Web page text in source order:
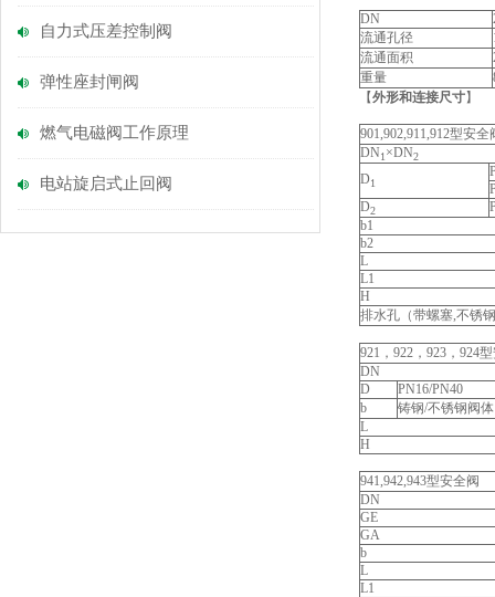
自力式压差控制阀
弹性座封闸阀
燃气电磁阀工作原理
电站旋启式止回阀
DN
流通孔径
流通面积
重量
【外形和连接尺寸】
901,902,911,912型安全
DN1×DN2
D1
D2
b1
b2
L
L1
H
排水孔（带螺塞,不锈
921，922，923，924
DN
D
PN16/PN40
b
铸钢/不锈钢阀体
L
H
941,942,943型安全阀
DN
GE
GA
b
L
L1